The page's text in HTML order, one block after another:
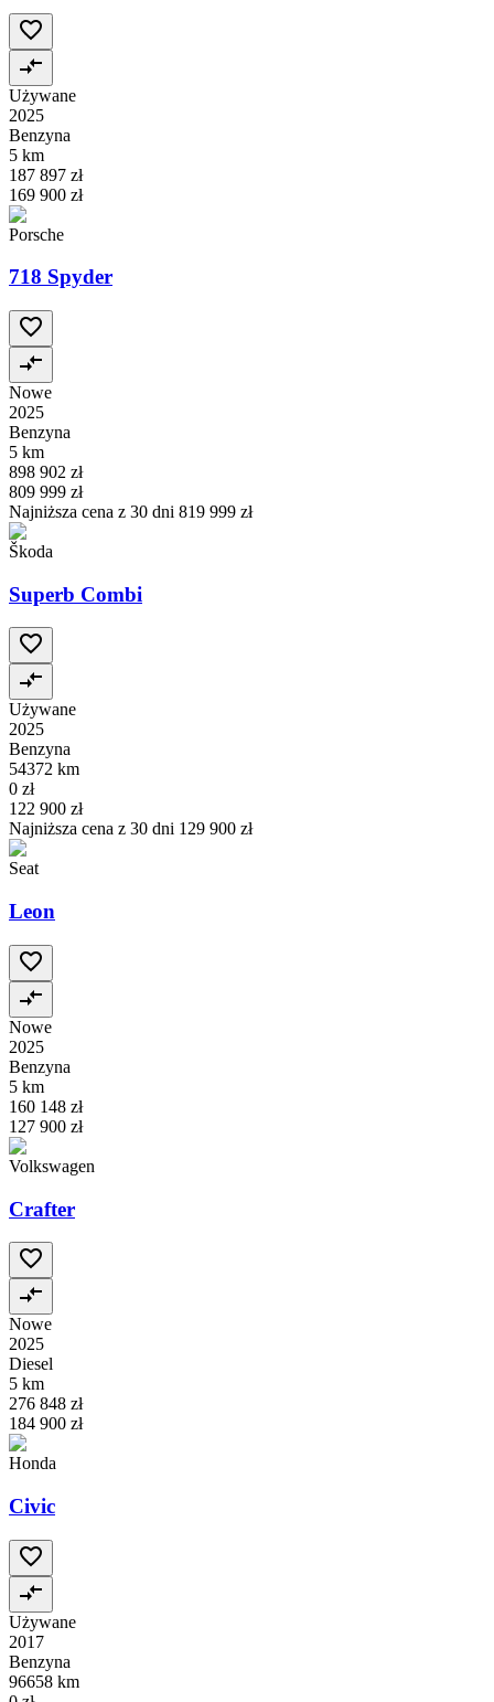
Używane
2025
Benzyna
5 km
187 897 zł
169 900 zł
Porsche
718 Spyder
Nowe
2025
Benzyna
5 km
898 902 zł
809 999 zł
Najniższa cena z 30 dni 819 999 zł
Škoda
Superb Combi
Używane
2025
Benzyna
54372 km
0 zł
122 900 zł
Najniższa cena z 30 dni 129 900 zł
Seat
Leon
Nowe
2025
Benzyna
5 km
160 148 zł
127 900 zł
Volkswagen
Crafter
Nowe
2025
Diesel
5 km
276 848 zł
184 900 zł
Honda
Civic
Używane
2017
Benzyna
96658 km